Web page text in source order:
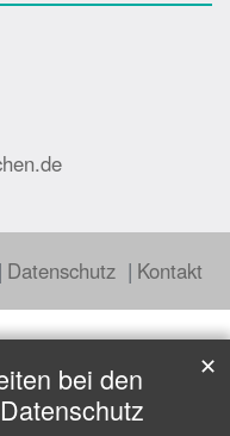
Datenschutz Kontakt
bei den
✕